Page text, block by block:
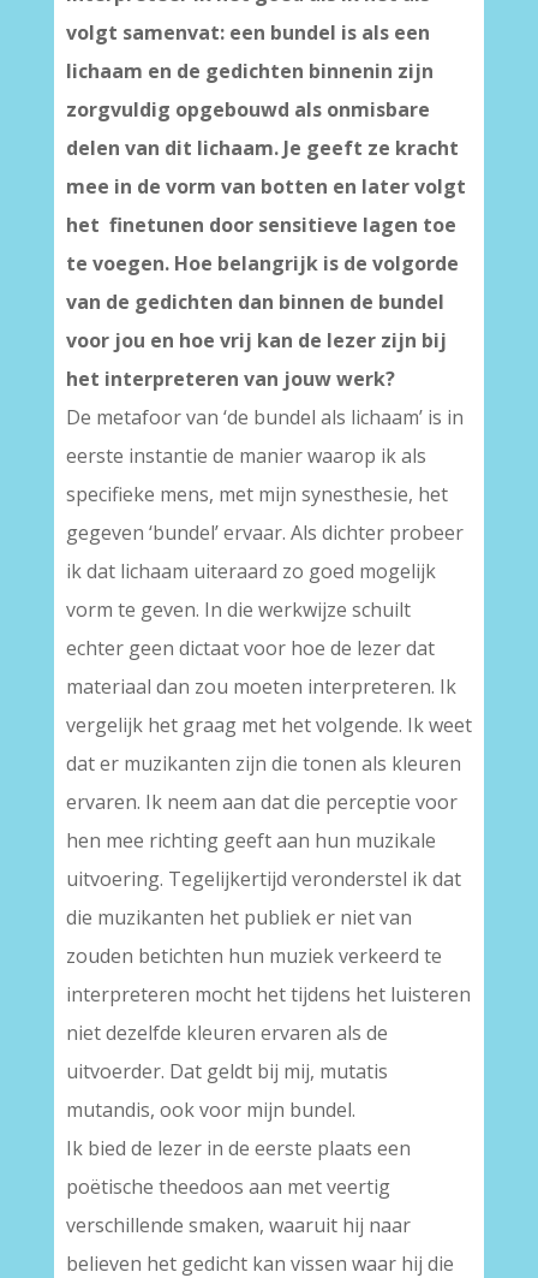
volgt samenvat: een bundel is als een
lichaam en de gedichten binnenin zijn
zorgvuldig opgebouwd als onmisbare
delen van dit lichaam. Je geeft ze kracht
mee in de vorm van botten en later volgt
het finetunen door sensitieve lagen toe
te voegen. Hoe belangrijk is de volgorde
van de gedichten dan binnen de bundel
voor jou en hoe vrij kan de lezer zijn bij
het interpreteren van jouw werk?
De metafoor van ‘de bundel als lichaam’ is in
eerste instantie de manier waarop ik als
specifieke mens, met mijn synesthesie, het
gegeven ‘bundel’ ervaar. Als dichter probeer
ik dat lichaam uiteraard zo goed mogelijk
vorm te geven. In die werkwijze schuilt
echter geen dictaat voor hoe de lezer dat
materiaal dan zou moeten interpreteren. Ik
vergelijk het graag met het volgende. Ik weet
dat er muzikanten zijn die tonen als kleuren
ervaren. Ik neem aan dat die perceptie voor
hen mee richting geeft aan hun muzikale
uitvoering. Tegelijkertijd veronderstel ik dat
die muzikanten het publiek er niet van
zouden betichten hun muziek verkeerd te
interpreteren mocht het tijdens het luisteren
niet dezelfde kleuren ervaren als de
uitvoerder. Dat geldt bij mij, mutatis
mutandis, ook voor mijn bundel.
Ik bied de lezer in de eerste plaats een
poëtische theedoos aan met veertig
verschillende smaken, waaruit hij naar
believen het gedicht kan vissen waar hij die